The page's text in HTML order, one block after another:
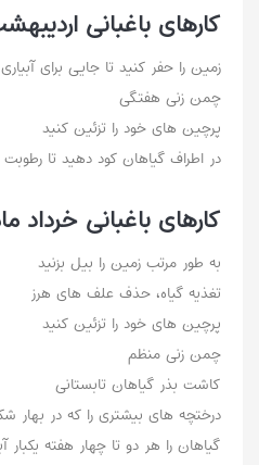
کارهای باغبانی
زمین را حفر کنید تا جایی برای
چمن زنی هفتگی
پرچین های خود را تزئین کنید
در اطراف گیاهان کود دهید تا
کارهای باغبانی خرداد
به طور مرتب زمین را بیل بزنید
تغذیه گیاه، حذف علف های هرز
پرچین های خود را تزئین کنید
چمن زنی منظم
کاشت بذر گیاهان تابستانی
درختچه های بیشتری را که در بهار
گیاهان را هر دو تا چهار هفته یکبار